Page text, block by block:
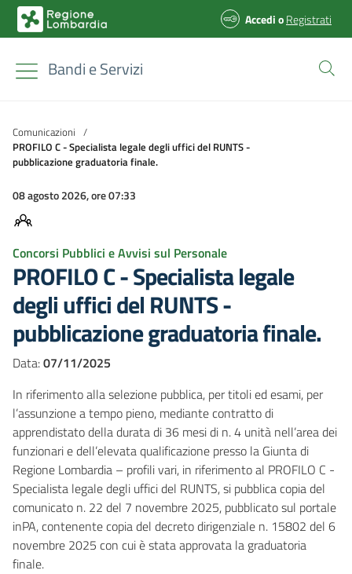
AccedioRegistrati
Bandi e Servizi
Comunicazioni /
PROFILO C - Specialista legale degli uffici del RUNTS -
pubblicazione graduatoria finale.
08 agosto 2026, ore 07:33
Concorsi Pubblici e Avvisi sul Personale
PROFILO C - Specialista legale
degli uffici del RUNTS -
pubblicazione graduatoria finale.
Data:07/11/2025
In riferimento alla selezione pubblica, per titoli ed esami, per
l’assunzione a tempo pieno, mediante contratto di
apprendistato della durata di 36 mesi di n. 4 unità nell’area dei
funzionari e dell’elevata qualificazione presso la Giunta di
Regione Lombardia – profili vari, in riferimento al PROFILO C -
Specialista legale degli uffici del RUNTS, si pubblica copia del
comunicato n. 22 del 7 novembre 2025, pubblicato sul portale
inPA, contenente copia del decreto dirigenziale n. 15802 del 6
novembre 2025 con cui è stata approvata la graduatoria
finale.